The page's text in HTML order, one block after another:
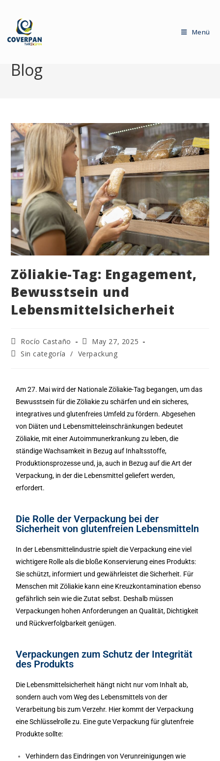
Menü
Blog
Zöliakie-Tag: Engagement,
Bewusstsein und
Lebensmittelsicherheit
Rocío Castaño
May 27, 2025
Sin categoría
/ Verpackung
Am 27. Mai wird der Nationale Zöliakie-Tag begangen, um das
Bewusstsein für die Zöliakie zu schärfen und ein sicheres,
integratives und glutenfreies Umfeld zu fördern. Abgesehen
von Diäten und Lebensmitteleinschränkungen bedeutet
Zöliakie, mit einer Autoimmunerkrankung zu leben, die
ständige Wachsamkeit in Bezug auf Inhaltsstoffe,
Produktionsprozesse und, ja, auch in Bezug auf die Art der
Verpackung, in der die Lebensmittel geliefert werden,
erfordert.
Die Rolle der Verpackung bei der
Sicherheit von glutenfreien Lebensmitteln
In der Lebensmittelindustrie spielt die Verpackung eine viel
wichtigere Rolle als die bloße Konservierung eines Produkts:
Sie schützt, informiert und gewährleistet die Sicherheit. Für
Menschen mit Zöliakie kann eine Kreuzkontamination ebenso
gefährlich sein wie die Zutat selbst. Deshalb müssen
Verpackungen hohen Anforderungen an Qualität, Dichtigkeit
und Rückverfolgbarkeit genügen.
Verpackungen zum Schutz der Integrität
des Produkts
Die Lebensmittelsicherheit hängt nicht nur vom Inhalt ab,
sondern auch vom Weg des Lebensmittels von der
Verarbeitung bis zum Verzehr. Hier kommt der Verpackung
eine Schlüsselrolle zu. Eine gute Verpackung für glutenfreie
Produkte sollte:
Verhindern das Eindringen von Verunreinigungen wie